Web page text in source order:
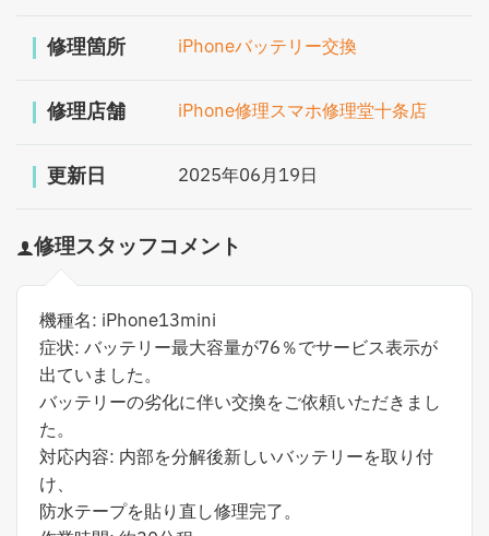
修理箇所 iPhoneバッテリー交換
修理店舗 iPhone修理スマホ修理堂十条店
更新日 2025年06月19日
修理スタッフコメント
機種名: iPhone13mini
症状: バッテリー最大容量が76％でサービス表示が
出ていました。
バッテリーの劣化に伴い交換をご依頼いただきまし
た。
対応内容: 内部を分解後新しいバッテリーを取り付
け、
防水テープを貼り直し修理完了。